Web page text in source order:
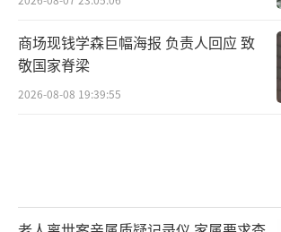
商场现钱学森巨幅海报 负责人回应 致
敬国家脊梁
2026-08-08 19:39:55